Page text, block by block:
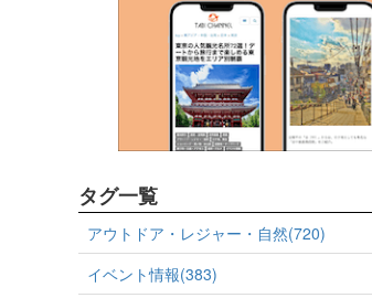
タグ一覧
アウトドア・レジャー・自然(720)
イベント情報(383)